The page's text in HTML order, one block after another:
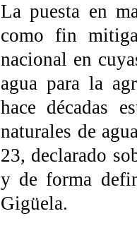
La puesta en
como fin
nacional en
agua para la
hace décadas
naturales de
23, declarado
y de forma
Gigüela.